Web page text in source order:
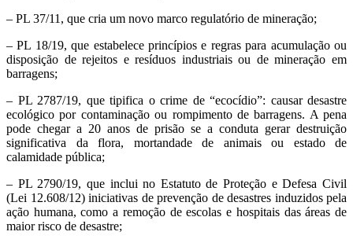
– PL 37/11, que cria um novo marco regulatório de mineração;
– PL 18/19, que estabelece princípios e regras para acumulação ou
disposição de rejeitos e resíduos industriais ou de mineração em
barragens;
– PL 2787/19, que tipifica o crime de “ecocídio”: causar desastre
ecológico por contaminação ou rompimento de barragens. A pena
pode chegar a 20 anos de prisão se a conduta gerar destruição
significativa da flora, mortandade de animais ou estado de
calamidade pública;
– PL 2790/19, que inclui no Estatuto de Proteção e Defesa Civil
(Lei 12.608/12) iniciativas de prevenção de desastres induzidos pela
ação humana, como a remoção de escolas e hospitais das áreas de
maior risco de desastre;